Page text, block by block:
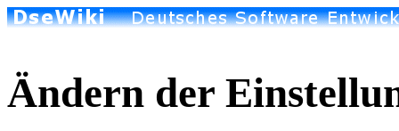
Ändern der